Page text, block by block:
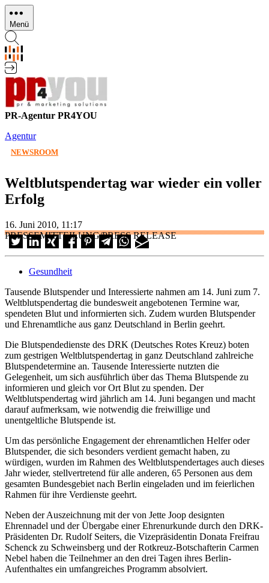
Direkt
zum
Inhalt
Menü
PR-Agentur PR4YOU
Agentur
NEWSROOM
Weltblutspendertag war wieder ein voller
Erfolg
16. Juni 2010, 11:17
PRESSEMITTEILUNG/PRESS RELEASE
Gesundheit
Tausende Blutspender und Interessierte nahmen am 14. Juni zum 7.
Weltblutspendertag die bundesweit angebotenen Termine war,
spendeten Blut und informierten sich. Zudem wurden Blutspender
und Ehrenamtliche aus ganz Deutschland in Berlin geehrt.
Die Blutspendedienste des DRK (Deutsches Rotes Kreuz) boten
zum gestrigen Weltblutspendertag in ganz Deutschland zahlreiche
Blutspendetermine an. Tausende Interessierte nutzten die
Gelegenheit, um sich ausführlich über das Thema Blutspende zu
informieren und gleich vor Ort Blut zu spenden. Der
Weltblutspendertag wird jährlich am 14. Juni begangen und macht
darauf aufmerksam, wie notwendig die freiwillige und
unentgeltliche Blutspende ist.
Um das persönliche Engagement der ehrenamtlichen Helfer oder
Blutspender, die sich besonders verdient gemacht haben, zu
würdigen, wurden im Rahmen des Weltblutspendertages auch dieses
Jahr wieder, stellvertretend für alle anderen, 65 Personen aus dem
gesamten Bundesgebiet nach Berlin eingeladen und im feierlichen
Rahmen für ihre Verdienste geehrt.
Neben der Auszeichnung mit der von Jette Joop designten
Ehrennadel und der Übergabe einer Ehrenurkunde durch den DRK-
Präsidenten Dr. Rudolf Seiters, die Vizepräsidentin Donata Freifrau
Schenck zu Schweinsberg und der Rotkreuz-Botschafterin Carmen
Nebel haben die Teilnehmer an den drei Tagen ihres Berlin-
Aufenthaltes ein umfangreiches Programm absolviert.